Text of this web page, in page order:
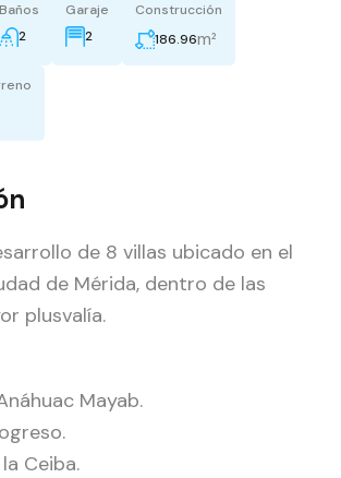
Baños
2
Garaje
2
Construcción
186.96m²
de 8 villas ubicado en el
de Mérida, dentro de las
plusvalía.
Mayab.
Ceiba.